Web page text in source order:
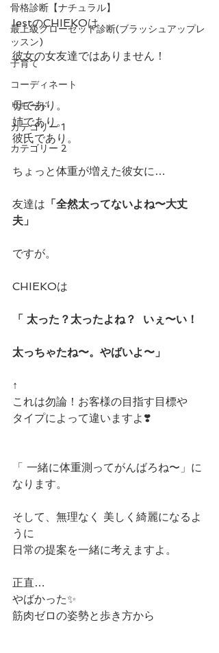
骨格診断【ナチュラル】
最上級クローゼット診断(ブラッシュアップレ
ッスン)
子育て
コーディネート
リモード
カテゴリー 1
カテゴリー 2
IestのCHIEKOは
彼女の女友達ではありません！
母であり。
姉であり。
彼氏であり。
ちょっと体重が増えた彼女に…
友達は 「全然太ってないよね〜大丈
夫」
ですが。
CHIEKOは
「 太った？太ったよね？  いぇ〜い！
太っちゃたね〜。やばいよ〜」
↑
これは勿論！お客様の目指す目標や
タイプによって違いますよ❣️
「 一緒に体重測ってがんばろね〜」に
なります。
そして、無理なく 美しく綺麗になるよ
うに
日常の提案を一緒に考えますよ。
正直…
やばかった✨
筋肉ゼロの姿勢と歩き方から